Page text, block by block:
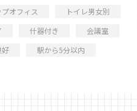
オフィス
トイレ男女別
什器付き
会議室
好
駅から5分以内